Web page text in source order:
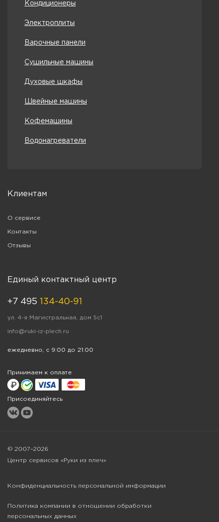
Кондиционеры
Электроплиты
Варочные панели
Сушильные машины
Духовые шкафы
Швейные машины
Кофемашины
Водонагреватели
Клиентам
О сервисе
Контакты
Отзывы
Единый контактный центр
+7 495 134-40-91
ул. 4-я Магистральная, дом 5с1
info@ruki-iz-plech.ru
ежедневно, с 9:00 до 21:00
Принимаем к оплате
Присоединяйтесь
© 2007–2026
Центр сервисов «Руки из плеч»
Конфиденциальность персональной информации
Политика компании в отношении обработки
персональных данных